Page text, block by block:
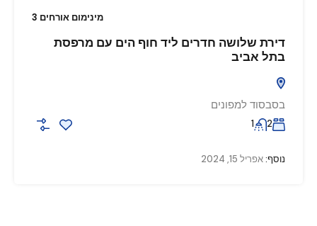
מינימום אורחים 3
דירת שלושה חדרים ליד חוף הים עם מרפסת
בתל אביב
בסבסוד למפונים
2
1
נוסף:אפריל 15, 2024